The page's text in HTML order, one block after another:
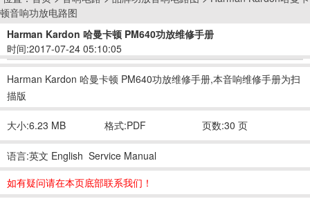
顿音响功放电路图
Harman Kardon 哈曼卡顿 PM640功放维修手册
时间:2017-07-24 05:10:05
Harman Kardon 哈曼卡顿 PM640功放维修手册,本音响维修手册为扫
描版
大小:6.23 MB 格式:PDF 页数:30 页
语言:英文 English Service Manual
如有疑问请在本页底部联系我们！